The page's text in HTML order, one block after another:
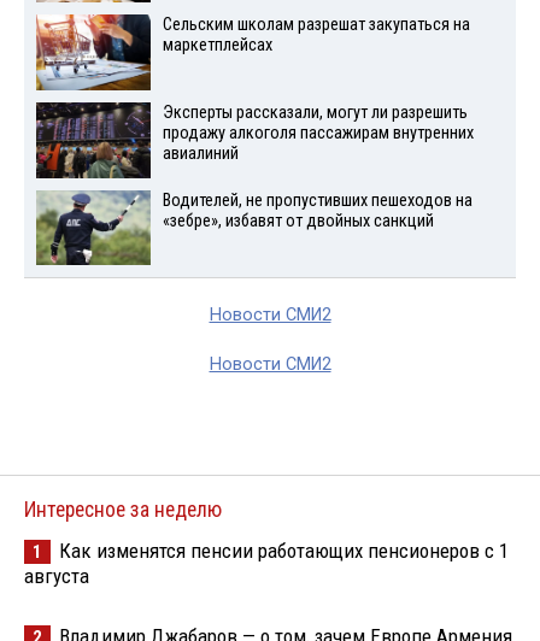
Сельским школам разрешат закупаться на
маркетплейсах
Эксперты рассказали, могут ли разрешить
продажу алкоголя пассажирам внутренних
авиалиний
Водителей, не пропустивших пешеходов на
«зебре», избавят от двойных санкций
Новости СМИ2
Новости СМИ2
Интересное за неделю
1
Как изменятся пенсии работающих пенсионеров с 1
августа